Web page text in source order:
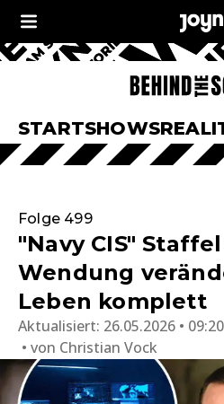
STARTSHOWS
Folge 499
"Navy CIS"
Wendung
Leben komplett
Aktualisiert: 26.05.2026 •
von Christian Vock